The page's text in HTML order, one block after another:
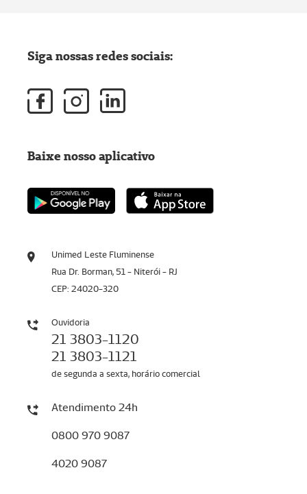
Unimed Leste Fluminense
Rua Dr. Borman, 51 - Niterói - RJ
CEP: 24020-320
Ouvidoria
21 3803-1120
21 3803-1121
de segunda a sexta, horário comercial
Atendimento 24h
0800 970 9087
4020 9087
Siga nossas redes sociais:
Baixe nosso aplicativo